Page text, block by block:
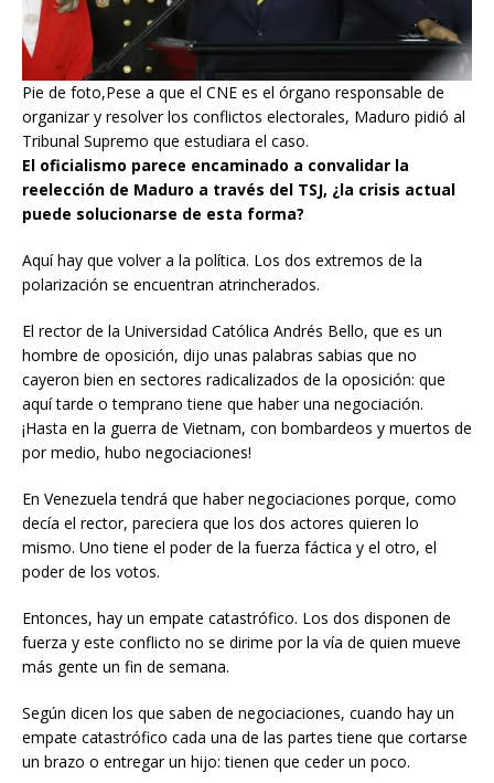
Pie de foto,Pese a que el CNE es el órgano responsable de
organizar y resolver los conflictos electorales, Maduro pidió al
Tribunal Supremo que estudiara el caso.
El oficialismo parece encaminado a convalidar la
reelección de Maduro a través del TSJ, ¿la crisis actual
puede solucionarse de esta forma?
Aquí hay que volver a la política. Los dos extremos de la
polarización se encuentran atrincherados.
El rector de la Universidad Católica Andrés Bello, que es un
hombre de oposición, dijo unas palabras sabias que no
cayeron bien en sectores radicalizados de la oposición: que
aquí tarde o temprano tiene que haber una negociación.
¡Hasta en la guerra de Vietnam, con bombardeos y muertos de
por medio, hubo negociaciones!
En Venezuela tendrá que haber negociaciones porque, como
decía el rector, pareciera que los dos actores quieren lo
mismo. Uno tiene el poder de la fuerza fáctica y el otro, el
poder de los votos.
Entonces, hay un empate catastrófico. Los dos disponen de
fuerza y este conflicto no se dirime por la vía de quien mueve
más gente un fin de semana.
Según dicen los que saben de negociaciones, cuando hay un
empate catastrófico cada una de las partes tiene que cortarse
un brazo o entregar un hijo: tienen que ceder un poco.